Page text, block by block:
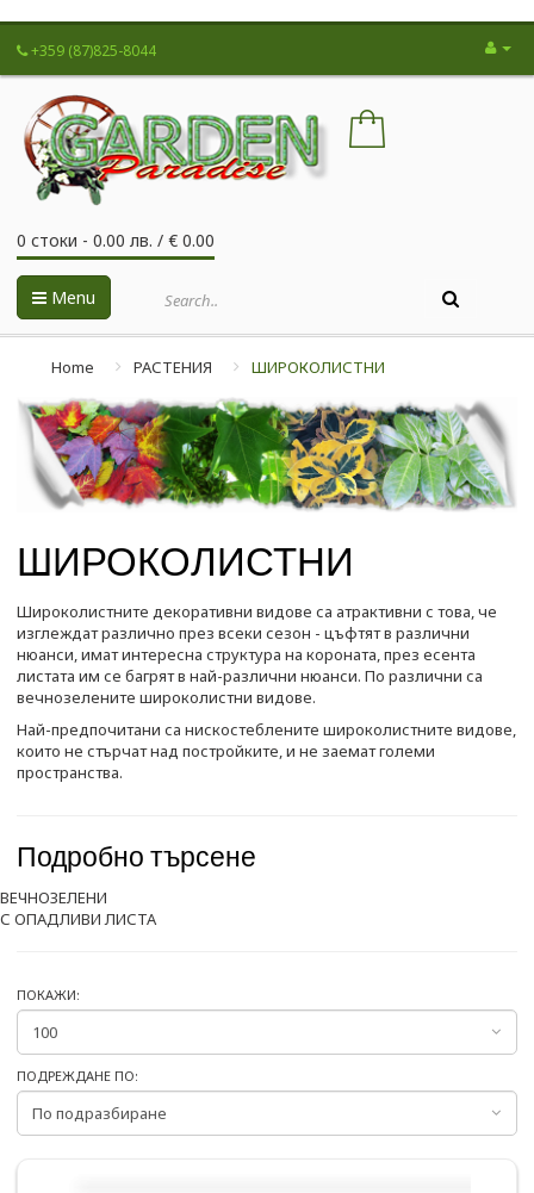
+359 (87)825-8044
0 стоки - 0.00 лв. / € 0.00
Menu
Home РАСТЕНИЯ ШИРОКОЛИСТНИ
ШИРОКОЛИСТНИ
Широколистните декоративни видове са атрактивни с това, че
изглеждат различно през всеки сезон - цъфтят в различни
нюанси, имат интересна структура на короната, през есента
листата им се багрят в най-различни нюанси. По различни са
вечнозелените широколистни видове.
Най-предпочитани са нискостеблените широколистните видове,
които не стърчат над постройките, и не заемат големи
пространства.
Подробно търсене
ВЕЧНОЗЕЛЕНИ
С ОПАДЛИВИ ЛИСТА
ПОКАЖИ:
ПОДРЕЖДАНЕ ПО: